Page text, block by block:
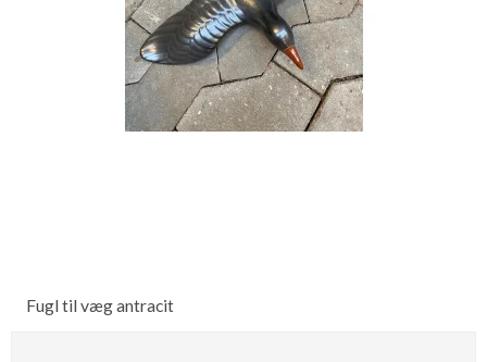
Fugl til væg antracit